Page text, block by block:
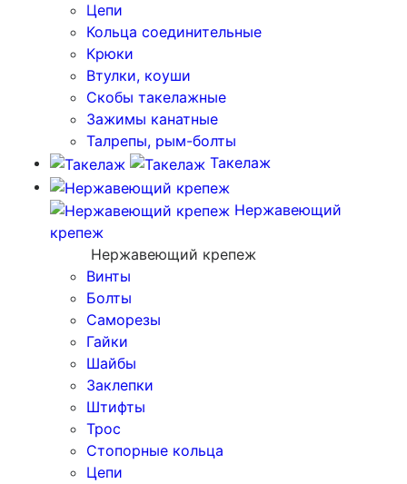
Цепи
Кольца соединительные
Крюки
Втулки, коуши
Скобы такелажные
Зажимы канатные
Талрепы, рым-болты
Такелаж
Нержавеющий
крепеж
Нержавеющий крепеж
Винты
Болты
Саморезы
Гайки
Шайбы
Заклепки
Штифты
Трос
Стопорные кольца
Цепи